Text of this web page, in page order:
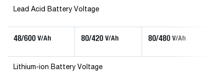
Lead Acid Battery Voltage
48/600 V/Ah 80/420 V/Ah 80/480 V/Ah
Lithium-ion Battery Voltage